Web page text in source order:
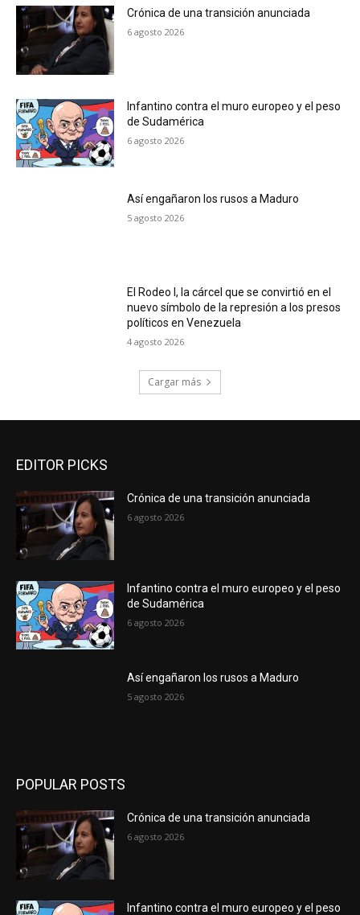
Crónica de una transición anunciada
6 agosto 2026
Infantino contra el muro europeo y el peso
de Sudamérica
6 agosto 2026
Así engañaron los rusos a Maduro
5 agosto 2026
El Rodeo I, la cárcel que se convirtió en el
nuevo símbolo de la represión a los presos
políticos en Venezuela
4 agosto 2026
Cargar más
EDITOR PICKS
Crónica de una transición anunciada
6 agosto 2026
Infantino contra el muro europeo y el peso
de Sudamérica
6 agosto 2026
Así engañaron los rusos a Maduro
5 agosto 2026
POPULAR POSTS
Crónica de una transición anunciada
6 agosto 2026
Infantino contra el muro europeo y el peso